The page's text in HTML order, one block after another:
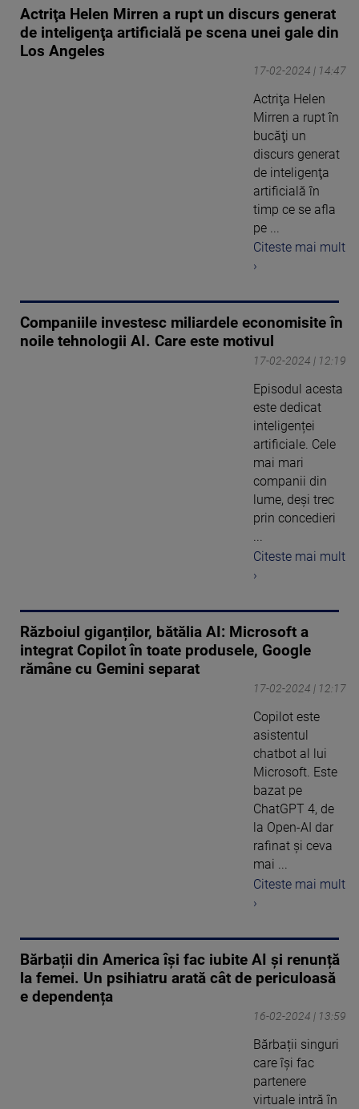
Actriţa Helen Mirren a rupt un discurs generat
de inteligenţa artificială pe scena unei gale din
Los Angeles
17-02-2024 | 14:47
Actriţa Helen
Mirren a rupt în
bucăţi un
discurs generat
de inteligenţa
artificială în
timp ce se afla
pe ...
Citeste mai mult
›
Companiile investesc miliardele economisite în
noile tehnologii AI. Care este motivul
17-02-2024 | 12:19
Episodul acesta
este dedicat
inteligenței
artificiale. Cele
mai mari
companii din
lume, deși trec
prin concedieri
...
Citeste mai mult
›
Războiul giganților, bătălia AI: Microsoft a
integrat Copilot în toate produsele, Google
rămâne cu Gemini separat
17-02-2024 | 12:17
Copilot este
asistentul
chatbot al lui
Microsoft. Este
bazat pe
ChatGPT 4, de
la Open-AI dar
rafinat și ceva
mai ...
Citeste mai mult
›
Bărbații din America își fac iubite AI și renunță
la femei. Un psihiatru arată cât de periculoasă
e dependența
16-02-2024 | 13:59
Bărbații singuri
care își fac
partenere
virtuale intră în